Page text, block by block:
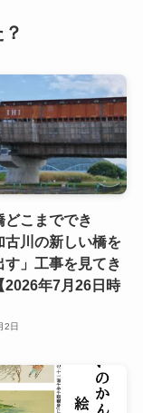
どこまででき
川の新しい橋を
す」工事を見てき
2026年7月26日時
2日